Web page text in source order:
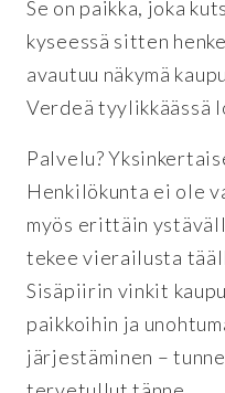
Se on paikka, joka
kyseessä sitten
avautuu näkymä
Verdeä tyylikkäässä
Palvelu?
Henkilökunta ei ole
myös erittäin
tekee vierailusta
Sisäpiirin vinkit
paikkoihin ja
järjestäminen –